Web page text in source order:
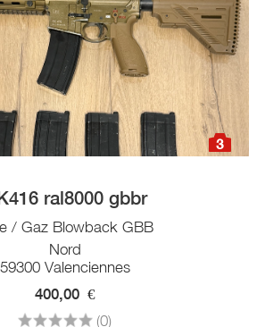
3
ral8000 gbbr
/ Gaz Blowback GBB
Nord
59300 Valenciennes
400,00 €
(0)